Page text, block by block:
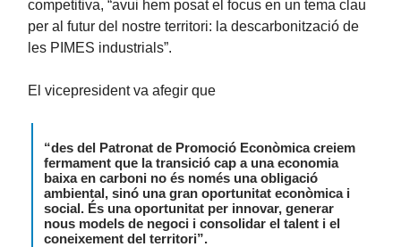
competitiva, “avui hem posat el focus en un tema clau
per al futur del nostre territori: la descarbonització de
les PIMES industrials”.
El vicepresident va afegir que
“des del Patronat de Promoció Econòmica creiem
fermament que la transició cap a una economia
baixa en carboni no és només una obligació
ambiental, sinó una gran oportunitat econòmica i
social. És una oportunitat per innovar, generar
nous models de negoci i consolidar el talent i el
coneixement del territori”.